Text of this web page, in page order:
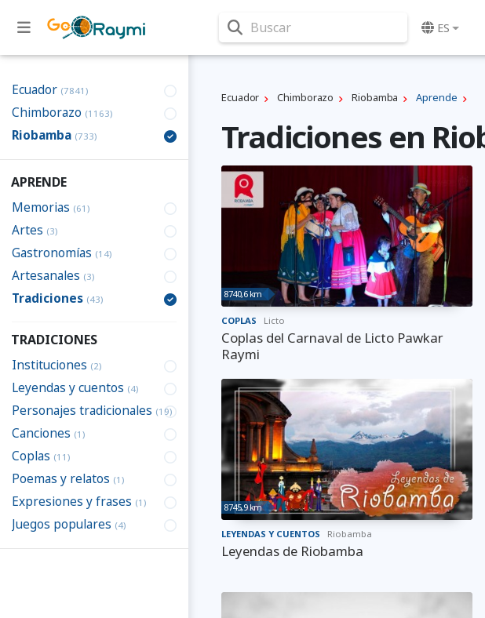
Buscar ES
Ecuador (7841)
Chimborazo (1163)
Riobamba (733)
APRENDE
Memorias (61)
Artes (3)
Gastronomías (14)
Artesanales (3)
Tradiciones (43)
TRADICIONES
Instituciones (2)
Leyendas y cuentos (4)
Personajes tradicionales (19)
Canciones (1)
Coplas (11)
Poemas y relatos (1)
Expresiones y frases (1)
Juegos populares (4)
Ecuador Chimborazo Riobamba Aprende
Tradiciones en
8740,6 km
COPLAS Licto
Coplas del Carnaval de Licto Pawkar
Raymi
8745,9 km
LEYENDAS Y CUENTOS Riobamba
Leyendas de Riobamba